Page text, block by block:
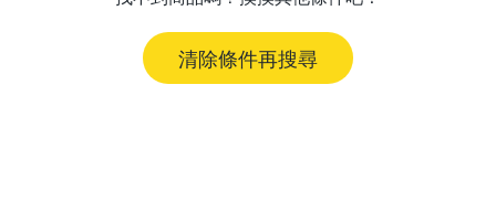
清除條件再搜尋